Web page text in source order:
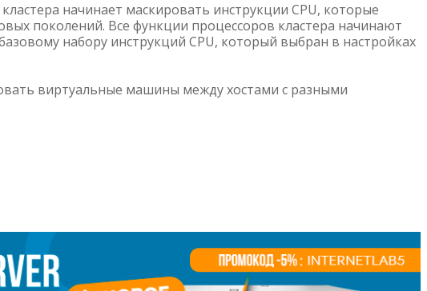
начинает маскировать инструкции CPU, которые
поколений. Все функции процессоров кластера начинают
набору инструкций CPU, который выбран в настройках
виртуальные машины между хостами с разными